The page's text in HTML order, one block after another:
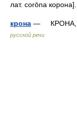
лат. corōna
крона — КРОНА,
русской речи